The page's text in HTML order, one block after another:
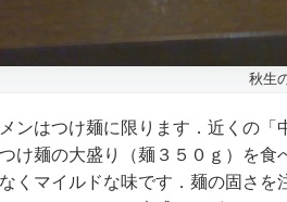
秋生
ンはつけ麺に限ります．近くの
け麺の大盛り（麺３５０ｇ）を
くマイルドな味です．麺の固さ